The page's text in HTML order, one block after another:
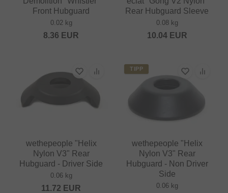
Front Hubguard
0.02 kg
8.36 EUR
Rear Hubguard Sleeve
0.08 kg
10.04EUR
wethepeople "Helix
Nylon V3" Rear
Hubguard - Driver Side
0.06 kg
11.72 EUR
TIPP
wethepeople "Helix
Nylon V3" Rear
Hubguard - Non Driver
Side
0.06 kg